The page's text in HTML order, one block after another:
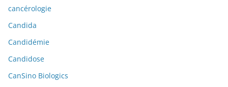
cancérologie
Candida
Candidémie
Candidose
CanSino Biologics